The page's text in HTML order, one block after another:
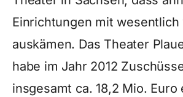
Einrichtungen mit wesentlich
auskämen. Das Theater
habe im Jahr 2012
insgesamt ca. 18,2 Mio. Euro